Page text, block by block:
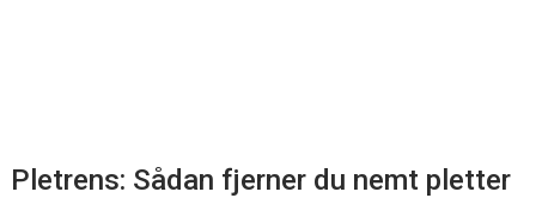
Pletrens: Sådan fjerner du nemt pletter